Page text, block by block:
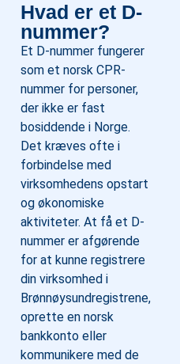
Hvad er et D-
nummer?
Et D-nummer fungerer
som et norsk CPR-
nummer for personer,
der ikke er fast
bosiddende i Norge.
Det kræves ofte i
forbindelse med
virksomhedens opstart
og økonomiske
aktiviteter. At få et D-
nummer er afgørende
for at kunne registrere
din virksomhed i
Brønnøysundregistrene,
oprette en norsk
bankkonto eller
kommunikere med de